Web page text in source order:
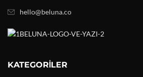
hello@beluna.co
KATEGORILER